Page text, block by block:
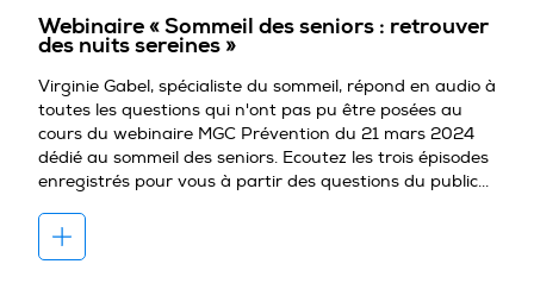
Webinaire « Sommeil des seniors : retrouver
des nuits sereines »
Virginie Gabel, spécialiste du sommeil, répond en audio à
toutes les questions qui n'ont pas pu être posées au
cours du webinaire MGC Prévention du 21 mars 2024
dédié au sommeil des seniors. Ecoutez les trois épisodes
enregistrés pour vous à partir des questions du public...